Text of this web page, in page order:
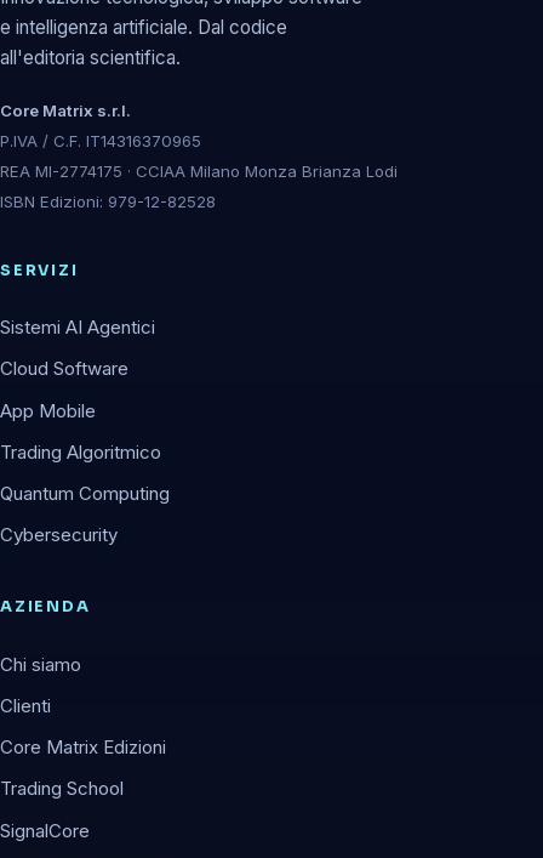
e intelligenza artificiale. Dal codice
all'editoria scientifica.
Core Matrix s.r.l.
P.IVA / C.F. IT14316370965
REA MI-2774175 · CCIAA Milano Monza Brianza Lodi
ISBN Edizioni: 979-12-82528
SERVIZI
Sistemi AI Agentici
Cloud Software
App Mobile
Trading Algoritmico
Quantum Computing
Cybersecurity
AZIENDA
Chi siamo
Clienti
Core Matrix Edizioni
Trading School
SignalCore